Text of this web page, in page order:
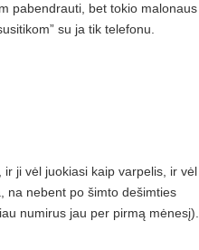
pabendrauti, bet tokio malonaus
su ja tik telefonu.
ji vėl juokiasi kaip varpelis, ir vėl
na nebent po šimto dešimties
numirus jau per pirmą mėnesį).